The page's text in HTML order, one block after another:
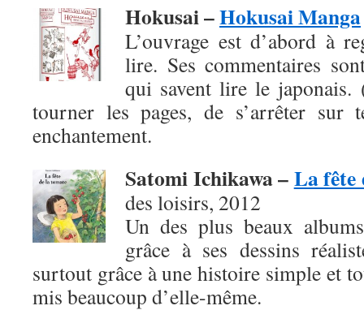
Hokusai –Hokusai Manga
L’ouvrage est d’abord à
lire. Ses commentaires
qui savent lire le
tourner les pages, de s’arrêter sur
enchantement.
Satomi Ichikawa –La fête
des loisirs, 2012
Un des plus beaux
grâce à ses dessins
surtout grâce à une histoire simple et
mis beaucoup d’elle-même.